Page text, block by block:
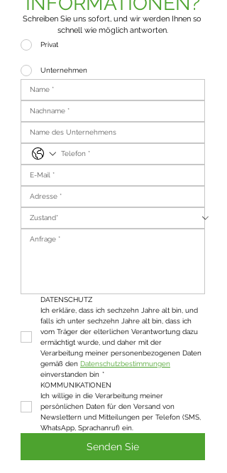
Schreiben Sie uns sofort, und wir werden Ihnen so
schnell wie möglich antworten.
Privat
Unternehmen
DATENSCHUTZ
Ich erkläre, dass ich sechzehn Jahre alt bin, und
falls ich unter sechzehn Jahre alt bin, dass ich
vom Träger der elterlichen Verantwortung dazu
ermächtigt wurde, und daher mit der
Verarbeitung meiner personenbezogenen Daten
gemäß den Datenschutzbestimmungen
einverstanden bin *
KOMMUNIKATIONEN
Ich willige in die Verarbeitung meiner
persönlichen Daten für den Versand von
Newslettern und Mitteilungen per Telefon (SMS,
WhatsApp, Sprachanruf) ein.
Senden Sie